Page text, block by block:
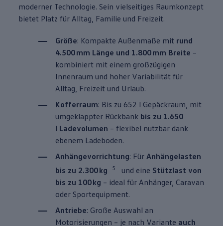
moderner Technologie. Sein vielseitiges Raumkonzept
bietet Platz für Alltag, Familie und Freizeit.
Größe: Kompakte Außenmaße mit rund
4.500 mm Länge und 1.800 mm Breite –
kombiniert mit einem großzügigen
Innenraum und hoher Variabilität für
Alltag, Freizeit und Urlaub.
Kofferraum: Bis zu 652 l Gepäckraum, mit
umgeklappter Rückbank bis zu 1.650
l Ladevolumen – flexibel nutzbar dank
ebenem Ladeboden.
Anhängevorrichtung: FürAnhängelasten
bis zu 2.300 kg
5 und eine Stützlast von
bis zu 100 kg – ideal für Anhänger, Caravan
oder Sportequipment.
Antriebe: Große Auswahl an
Motorisierungen – je nach Variante auch